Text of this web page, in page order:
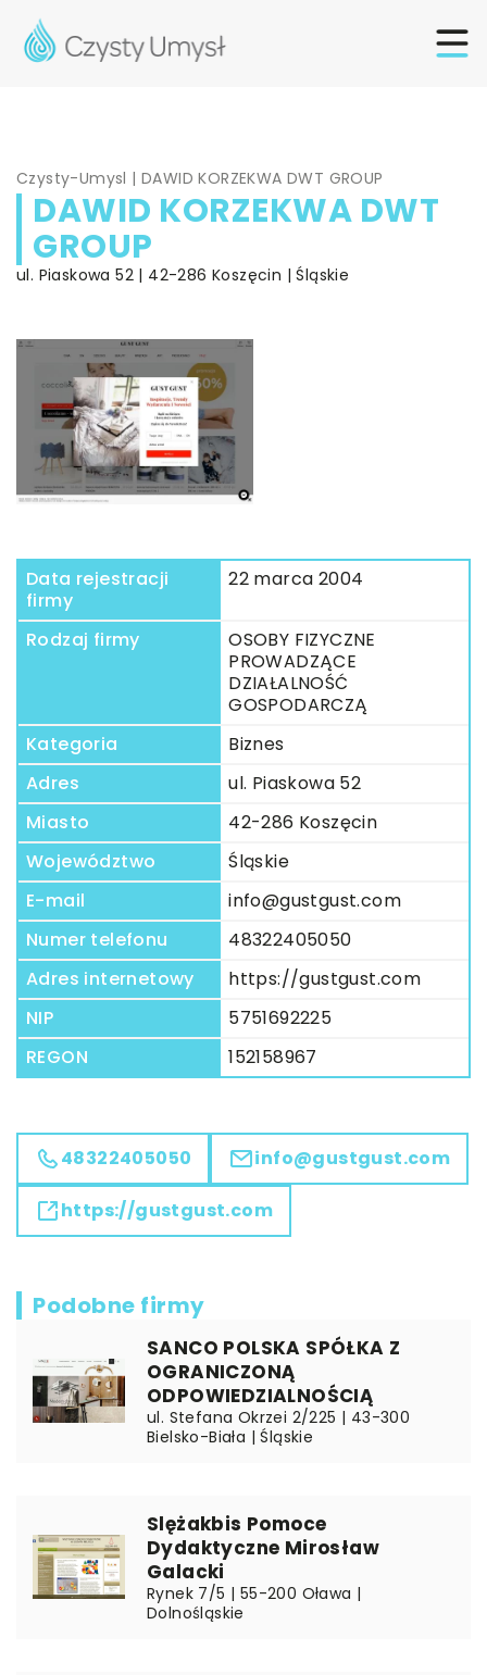
Czysty-Umysl |DAWID KORZEKWA DWT GROUP
DAWID KORZEKWA DWT
GROUP
ul. Piaskowa 52 | 42-286 Koszęcin | Śląskie
Data rejestracji
firmy
22 marca 2004
Rodzaj firmy
OSOBY FIZYCZNE
PROWADZĄCE
DZIAŁALNOŚĆ
GOSPODARCZĄ
Kategoria
Biznes
Adres
ul. Piaskowa 52
Miasto
42-286 Koszęcin
Województwo
Śląskie
E-mail
info@gustgust.com
Numer telefonu
48322405050
Adres internetowy
https://gustgust.com
NIP
5751692225
REGON
152158967
48322405050 info@gustgust.com
https://gustgust.com
Podobne firmy
SANCO POLSKA SPÓŁKA Z
OGRANICZONĄ
ODPOWIEDZIALNOŚCIĄ
ul. Stefana Okrzei 2/225 | 43-300
Bielsko-Biała | Śląskie
Slężakbis Pomoce
Dydaktyczne Mirosław
Galacki
Rynek 7/5 | 55-200 Oława |
Dolnośląskie